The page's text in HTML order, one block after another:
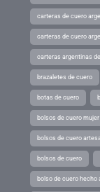
carteras de cuero
carteras de cuero
carteras argentinas
brazaletes de cuero
botas de cuero
bolsos de cuero mujer
bolsos de cuero
bolsos de cuero
bolso de cuero hecho